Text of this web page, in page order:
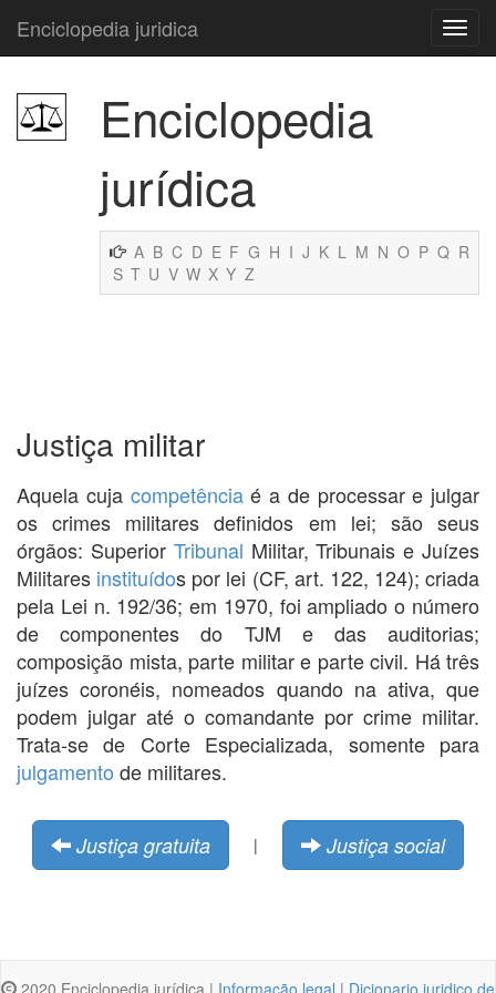
Enciclopedia juridica
Enciclopedia
jurídica
A B C D E F G H I J K L M N O P Q R
S T U V W X Y Z
Justiça militar
Aquela cuja competênciaé a de processar e julgar
os crimes militares definidos em lei; são seus
órgãos: Superior Tribunal Militar, Tribunais e Juízes
Militares instituídos por lei (CF, art. 122, 124); criada
pela Lei n. 192/36; em 1970, foi ampliado o número
de componentes do TJM e das auditorias;
composição mista, parte militar e parte civil. Há três
juízes coronéis, nomeados quando na ativa, que
podem julgar até o comandante por crime militar.
Trata-se de Corte Especializada, somente para
julgamento de militares.
Justiça gratuita | Justiça social
2020 Enciclopedia jurídica | Informação legal | Dicionario juridico de